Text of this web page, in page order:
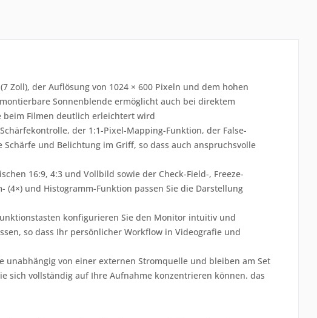
Zoll), der Auflösung von 1024 × 600 Pixeln und dem hohen
Sonnenblende ermöglicht auch bei direktem
beim Filmen deutlich erleichtert wird
der 1:1-Pixel-Mapping-Funktion, der False-
und Belichtung im Griff, so dass auch anspruchsvolle
16:9, 4:3 und Vollbild sowie der Check-Field-, Freeze-
(4×) und Histogramm-Funktion passen Sie die Darstellung
konfigurieren Sie den Monitor intuitiv und
so dass Ihr persönlicher Workflow in Videografie und
von einer externen Stromquelle und bleiben am Set
sich vollständig auf Ihre Aufnahme konzentrieren können. das